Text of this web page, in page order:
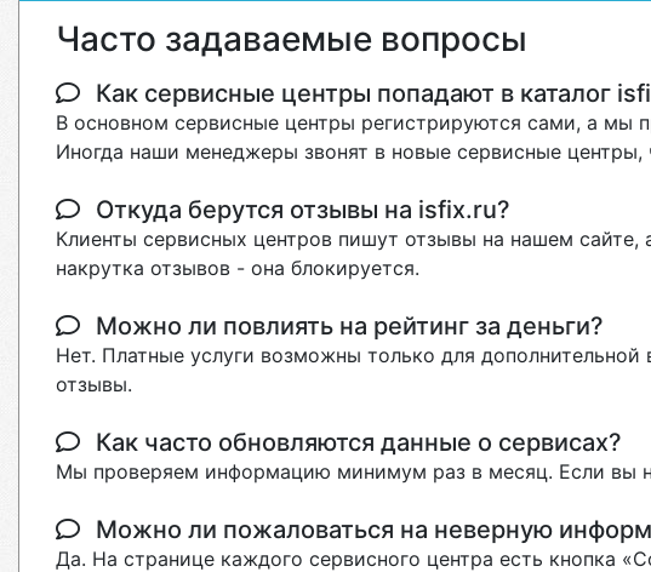
Часто задаваемые вопросы
Как сервисные центры попадают в каталог
В основном сервисные центры регистрируются сами, а мы
Иногда наши менеджеры звонят в новые сервисные центры,
Откуда берутся отзывы на isfix.ru?
Клиенты сервисных центров пишут отзывы на нашем
накрутка отзывов - она блокируется.
Можно ли повлиять на рейтинг за деньги?
Нет. Платные услуги возможны только для
отзывы.
Как часто обновляются данные о сервисах?
Мы проверяем информацию минимум раз в месяц. Если вы
Можно ли пожаловаться на неверную
Да. На странице каждого сервисного центра есть кнопка